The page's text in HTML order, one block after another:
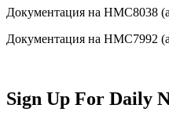
Документация на HMC8038
Документация на HMC7992
Sign Up For Daily